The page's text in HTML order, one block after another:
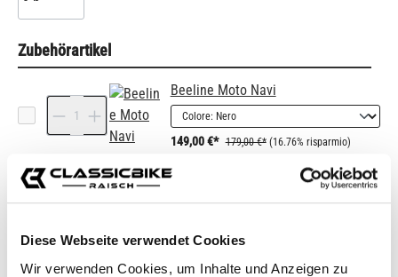
Diese Webseite verwendet Cookies
Wir verwenden Cookies, um Inhalte und Anzeigen zu
Zubehörartikel
Beeline Moto Navi
149,00 €* 179,00 €* (16.76% risparmio)
Beeline Moto II Navi
17,99 €*